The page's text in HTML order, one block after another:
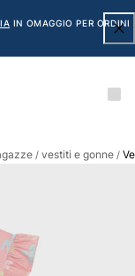
IN OMAGGIO PER ORDINI
/ vestiti e gonne /